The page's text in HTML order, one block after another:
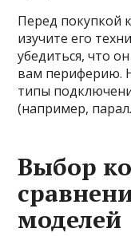
Перед покупкой
изучите его
убедиться, что
вам периферию.
типы
(например,
Выбор
моделей